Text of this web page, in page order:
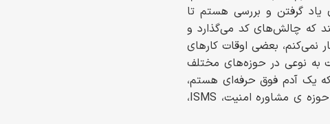
گرفتن و بررسی هستم تا
که چالش‌های کد می‌گذارد و
نمی‌کنم، بعضی اوقات کارهای
به نوعی در حوزه‌های مختلف
که یک آدم فوق حرفه‌ای هستم،
ولی خب به همه‌ی موارد علاقه‌مند بودم. یکی دو سالی هم هست که شروع کرده‌ام و در حوزه ی مشاوره امنیت، ISMS،